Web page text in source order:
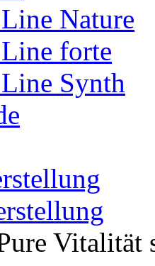
Nature
forte
Synth
Vitalität